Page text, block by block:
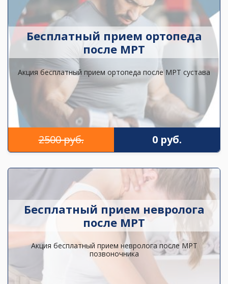
Бесплатный прием ортопеда
после МРТ
Акция бесплатный прием ортопеда после МРТ сустава
2500 руб. 0 руб.
Бесплатный прием невролога
после МРТ
Акция бесплатный прием невролога после МРТ
позвоночника